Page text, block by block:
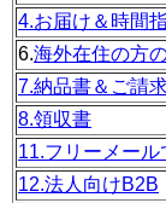
4.お届け＆時間
6.海外在住の方
7.納品書＆ご請
8.領収書
11.フリーメー
12.法人向けB2B